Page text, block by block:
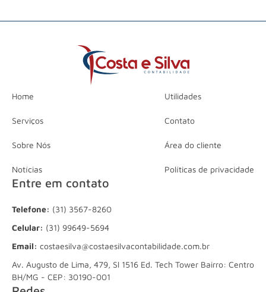
Home
Serviços
Sobre Nós
Notícias
Utilidades
Contato
Área do cliente
Políticas de privacidade
Entre em contato
Telefone: (31) 3567-8260
Celular: (31) 99649-5694
Email: costaesilva@costaesilvacontabilidade.com.br
Av. Augusto de Lima, 479, Sl 1516 Ed. Tech Tower Bairro: Centro
BH/MG - CEP: 30190-001